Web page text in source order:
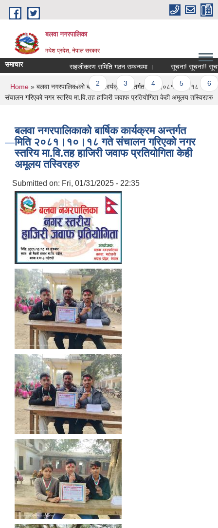
Skip to main content
बलवा नगरपालिका
मधेश प्रदेश, नेपाल सरकार
समाचार सहजीकरण समिति गठन सम्बन्धमा । सूचना! सूचना!! सूचना!!!
Pages
1 2 3 4 6
You are here
Home » बलवा नगरपालिकाको बार्षिक कार्यक्रम अन्तर्गत मिति २०८१।१०।१८ गते
संचालन गरिएको नगर स्तरिय मा.वि.तह हाजिरी जवाफ प्रतियोगिता केही अमूलय तस्विरहरु
बलवा नगरपालिकाको बार्षिक कार्यक्रम अन्तर्गत
मिति २०८१।१०।१८ गते संचालन गरिएको नगर
स्तरिय मा.वि.तह हाजिरी जवाफ प्रतियोगिता केही
अमूलय तस्विरहरु
Submitted on: Fri, 01/31/2025 - 22:35